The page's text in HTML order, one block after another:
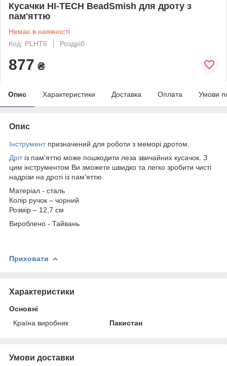
Кусачки HI-TECH BeadSmish для дроту з
пам'яттю
Немає в наявності
Код: PLHT6
Роздріб
877 ₴
Опис Характеристики Доставка Оплата Умови
Опис
Інструментпризначений для роботи з меморі дротом.
Дрітіз пам'яттю може пошкодити леза звичайних кусачок. З
цим інструментом Ви зможете швидко та легко зробити чисті
надрізи на дроті із пам'яттю.
Матеріал - сталь
Колір ручок – чорний
Розмір – 12,7 см
Вироблено - Тайвань
Приховати
Характеристики
Основні
Країна виробник
Пакистан
Умови доставки